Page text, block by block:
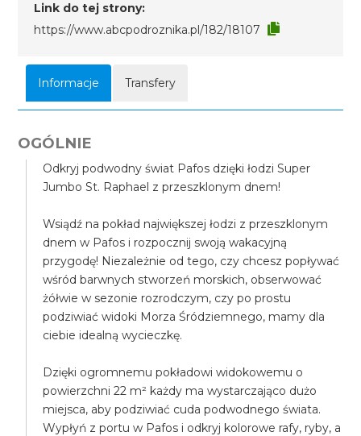
Link do tej strony:
https://www.abcpodroznika.pl/182/18107
Informacje Transfery
OGÓLNIE
Odkryj podwodny świat Pafos dzięki łodzi Super
Jumbo St. Raphael z przeszklonym dnem!
Wsiądź na pokład największej łodzi z przeszklonym
dnem w Pafos i rozpocznij swoją wakacyjną
przygodę! Niezależnie od tego, czy chcesz popływać
wśród barwnych stworzeń morskich, obserwować
żółwie w sezonie rozrodczym, czy po prostu
podziwiać widoki Morza Śródziemnego, mamy dla
ciebie idealną wycieczkę.
Dzięki ogromnemu pokładowi widokowemu o
powierzchni 22 m² każdy ma wystarczająco dużo
miejsca, aby podziwiać cuda podwodnego świata.
Wypłyń z portu w Pafos i odkryj kolorowe rafy, ryby, a